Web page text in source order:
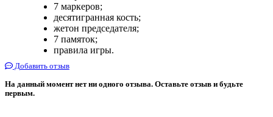
7 маркеров;
десятигранная кость;
жетон председателя;
7 памяток;
правила игры.
Добавить отзыв
На данный момент нет ни одного отзыва. Оставьте отзыв и будьте
первым.